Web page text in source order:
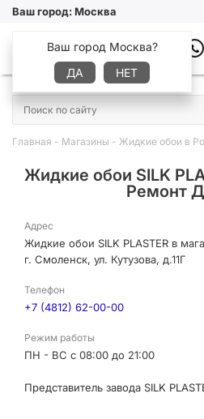
Ваш город:Москва
Ваш город Москва?
ДА
НЕТ
Главная - Магазины - Жидкие обои в
Жидкие обои SILK
Ремонт
Адрес
Жидкие обои SILK PLASTER в
г. Смоленск, ул. Кутузова, д.11Г
Телефон
+7 (4812) 62-00-00
Режим работы
ПН - ВС с 08:00 до 21:00
Представитель завода SILK